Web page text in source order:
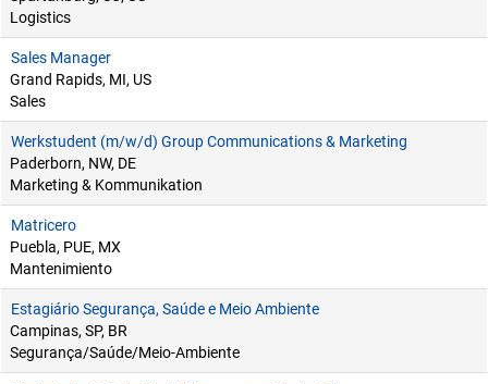
Logistics
Sales Manager
Grand Rapids, MI, US
Sales
Werkstudent (m/w/d) Group Communications & Marketing
Paderborn, NW, DE
Marketing & Kommunikation
Matricero
Puebla, PUE, MX
Mantenimiento
Estagiário Segurança, Saúde e Meio Ambiente
Campinas, SP, BR
Segurança/Saúde/Meio-Ambiente